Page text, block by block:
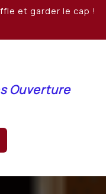
et garder le cap !
Ouverture